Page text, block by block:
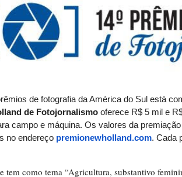
de fotografia da América do Sul está
de Fotojornalismooferece R$ 5 mil e
campo e máquina. Os valores da
no endereço premionewholland.com. Cada
tem como tema “Agricultura, substantivo